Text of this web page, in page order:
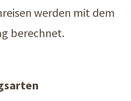
werden mit dem
berechnet.